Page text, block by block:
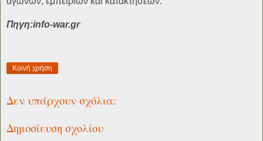
Πηγη:info-war.gr
Κοινή χρήση
Δεν υπάρχουν σχόλια:
Δημοσίευση σχολίου